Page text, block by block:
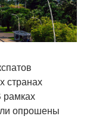
странах
рамках
опрошены